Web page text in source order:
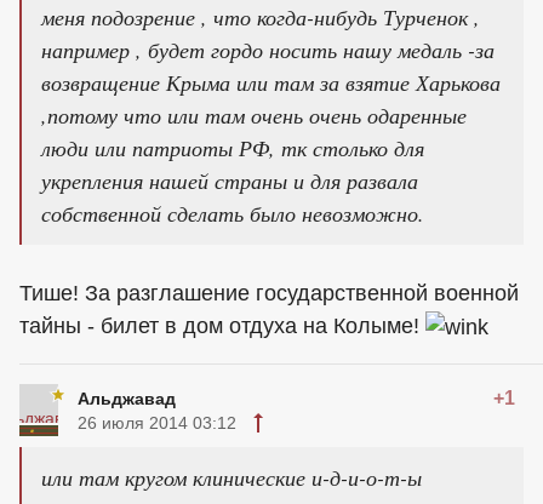
меня подозрение , что когда-нибудь Турченок ,
например , будет гордо носить нашу медаль -за
возвращение Крыма или там за взятие Харькова
,потому что или там очень очень одаренные
люди или патриоты РФ, тк столько для
укрепления нашей страны и для развала
собственной сделать было невозможно.
Тише! За разглашение государственной военной
тайны - билет в дом отдуха на Колыме!
Альджавад +1
26 июля 2014 03:12
или там кругом клинические и-д-и-о-т-ы